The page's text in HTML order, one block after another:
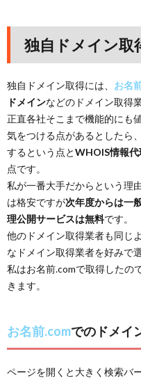
独自ドメイン取
独自ドメイン取得には、 お名
ドメインなどのドメイン取得
正直各社そこまで機能的にも
気をつける点があるとしたら、
するという点とWHOIS情報代
点です。
私が一番大手だからという理
は格安ですが次年度からは一
理公開サービスは無料です。
他のドメイン取得業者も同じ
なドメイン取得業者を好みで
私はお名前.comで取得したの
きます。
お名前.comでのドメイ
ページを開くと大きく検索バ